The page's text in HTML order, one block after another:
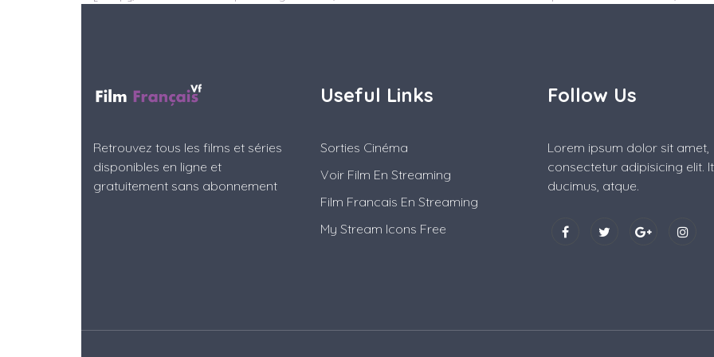
Retrouvez tous les films et séries
disponibles en ligne et
gratuitement sans abonnement
Useful Links
Sorties Cinéma
Voir Film En Streaming
Film Francais En Streaming
My Stream Icons Free
Follow Us
Lorem ipsum dolor sit amet,
consectetur adipisicing elit.
ducimus, atque.